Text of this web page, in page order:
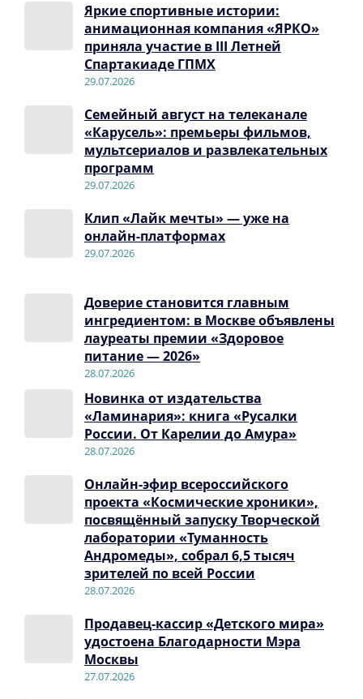
Яркие спортивные истории:
анимационная компания «ЯРКО»
приняла участие в III Летней
Спартакиаде ГПМХ
29.07.2026
Семейный август на телеканале
«Карусель»: премьеры фильмов,
мультсериалов и развлекательных
программ
29.07.2026
Клип «Лайк мечты» — уже на
онлайн-платформах
29.07.2026
Доверие становится главным
ингредиентом: в Москве объявлены
лауреаты премии «Здоровое
питание — 2026»
28.07.2026
Новинка от издательства
«Ламинария»: книга «Русалки
России. От Карелии до Амура»
28.07.2026
Онлайн-эфир всероссийского
проекта «Космические хроники»,
посвящённый запуску Творческой
лаборатории «Туманность
Андромеды», собрал 6,5 тысяч
зрителей по всей России
28.07.2026
Продавец-кассир «Детского мира»
удостоена Благодарности Мэра
Москвы
27.07.2026